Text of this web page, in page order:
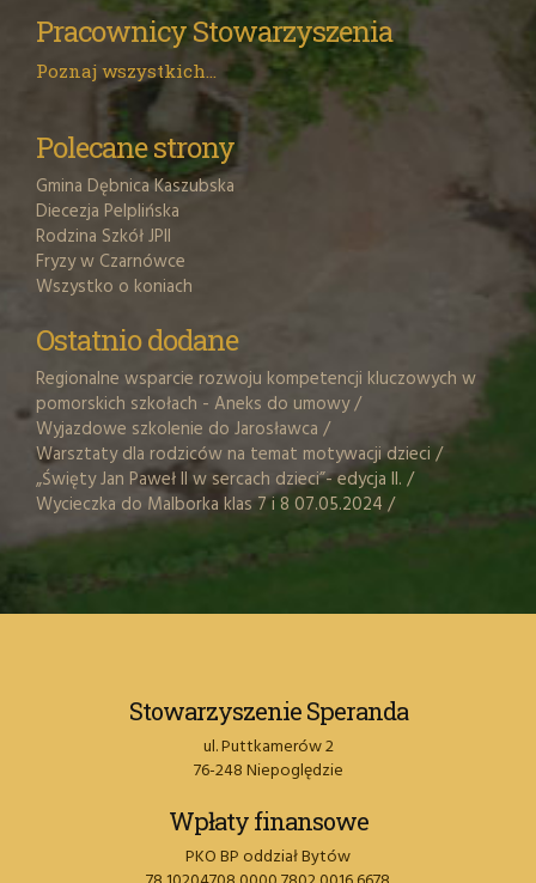
Pracownicy Stowarzyszenia
Poznaj wszystkich...
Polecane strony
Gmina Dębnica Kaszubska
Diecezja Pelplińska
Rodzina Szkół JPII
Fryzy w Czarnówce
Wszystko o koniach
Ostatnio dodane
Regionalne wsparcie rozwoju kompetencji kluczowych w
pomorskich szkołach - Aneks do umowy/
Wyjazdowe szkolenie do Jarosławca /
Warsztaty dla rodziców na temat motywacji dzieci /
„Święty Jan Paweł II w sercach dzieci”- edycja II. /
Wycieczka do Malborka klas 7 i 8 07.05.2024 /
Stowarzyszenie Speranda
ul. Puttkamerów 2
76-248 Niepoględzie
Wpłaty finansowe
PKO BP oddział Bytów